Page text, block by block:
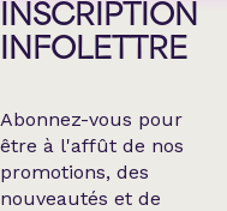
INSCRIPTION
INFOLETTRE
Abonnez-vous pour
être à l'affût de nos
promotions, des
nouveautés et de